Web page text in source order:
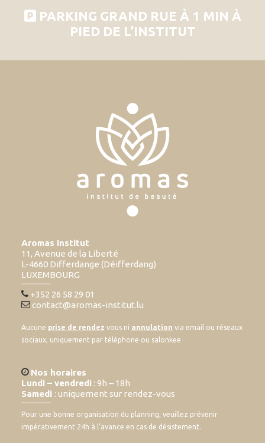
PARKING GRAND RUE À 1 MIN À
PIED DE L’INSTITUT
Aromas Institut
11, Avenue de la Liberté
L-4660 Differdange (Déifferdang)
LUXEMBOURG
+352 26 58 29 01
contact@aromas-institut.lu
Aucune prise de rendez vous ni annulation via email ou réseaux
sociaux, uniquement par téléphone ou salonkee
Nos horaires
Lundi – vendredi : 9h – 18h
Samedi : uniquement sur rendez-vous
Pour une bonne organisation du planning, veuillez prévenir
impérativement 24h à l’avance en cas de désistement.